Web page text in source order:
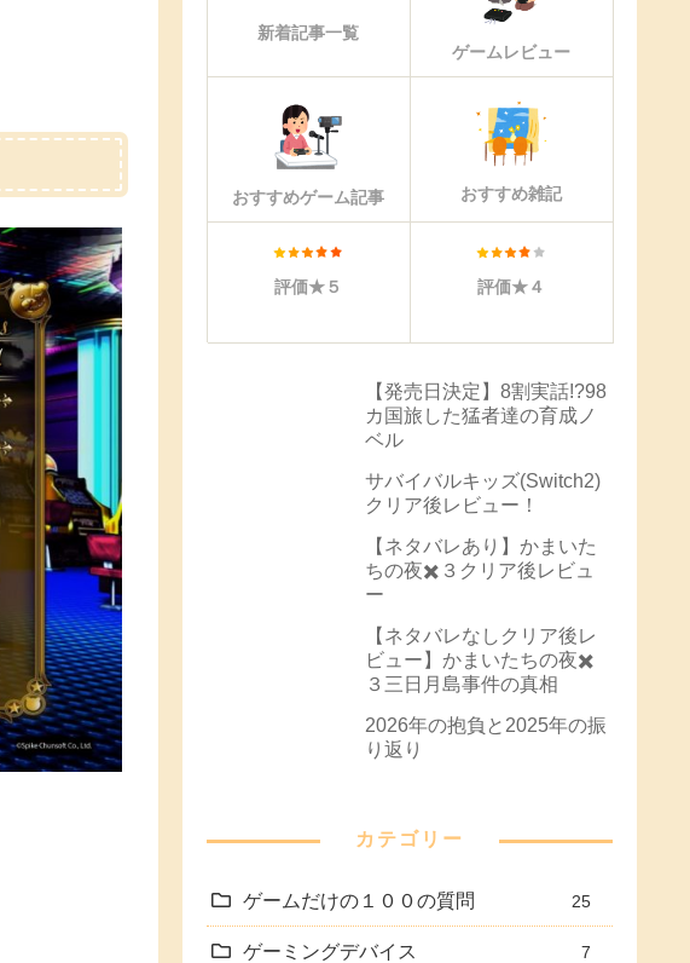
新着記事一覧
ゲームレビュー
おすすめゲーム記事 おすすめ雑記
評価★５ 評価★４
【発売日決定】8割実話!?98
カ国旅した猛者達の育成ノ
ベル
サバイバルキッズ(Switch2)
クリア後レビュー！
【ネタバレあり】かまいた
ちの夜✖️３クリア後レビュ
ー
【ネタバレなしクリア後レ
ビュー】かまいたちの夜✖️
３三日月島事件の真相
2026年の抱負と2025年の振
り返り
カテゴリー
ゲームだけの１００の質問 25
ゲーミングデバイス 7